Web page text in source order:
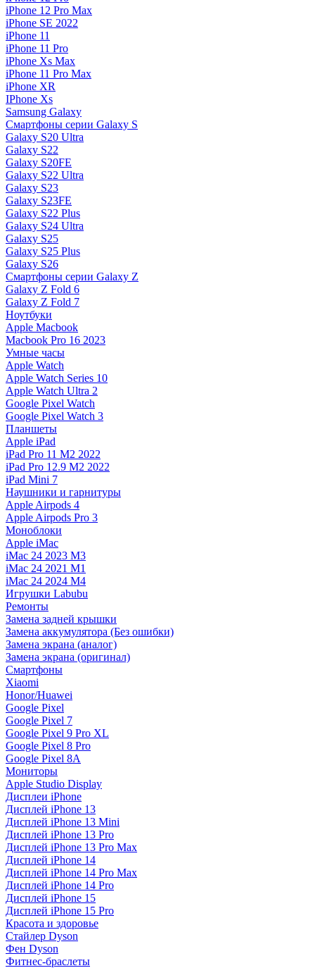
iPhone 12 Pro Max
iPhone SE 2022
iPhone 11
iPhone 11 Pro
iPhone Xs Max
iPhone 11 Pro Max
iPhone XR
IPhone Xs
Samsung Galaxy
Смартфоны серии Galaxy S
Galaxy S20 Ultra
Galaxy S22
Galaxy S20FE
Galaxy S22 Ultra
Galaxy S23
Galaxy S23FE
Galaxy S22 Plus
Galaxy S24 Ultra
Galaxy S25
Galaxy S25 Plus
Galaxy S26
Смартфоны серии Galaxy Z
Galaxy Z Fold 6
Galaxy Z Fold 7
Ноутбуки
Apple Macbook
Macbook Pro 16 2023
Умные часы
Apple Watch
Apple Watch Series 10
Apple Watch Ultra 2
Google Pixel Watch
Google Pixel Watch 3
Планшеты
Apple iPad
iPad Pro 11 M2 2022
iPad Pro 12.9 M2 2022
iPad Mini 7
Наушники и гарнитуры
Apple Airpods 4
Apple Airpods Pro 3
Моноблоки
Apple iMac
iMac 24 2023 M3
iMac 24 2021 M1
iMac 24 2024 M4
Игрушки Labubu
Ремонты
Замена задней крышки
Замена аккумулятора (Без ошибки)
Замена экрана (аналог)
Замена экрана (оригинал)
Смартфоны
Xiaomi
Honor/Huawei
Google Pixel
Google Pixel 7
Google Pixel 9 Pro XL
Google Pixel 8 Pro
Google Pixel 8A
Мониторы
Apple Studio Display
Дисплеи iPhone
Дисплей iPhone 13
Дисплей iPhone 13 Mini
Дисплей iPhone 13 Pro
Дисплей iPhone 13 Pro Max
Дисплей iPhone 14
Дисплей iPhone 14 Pro Max
Дисплей iPhone 14 Pro
Дисплей iPhone 15
Дисплей iPhone 15 Pro
Красота и здоровье
Стайлер Dyson
Фен Dyson
Фитнес-браслеты